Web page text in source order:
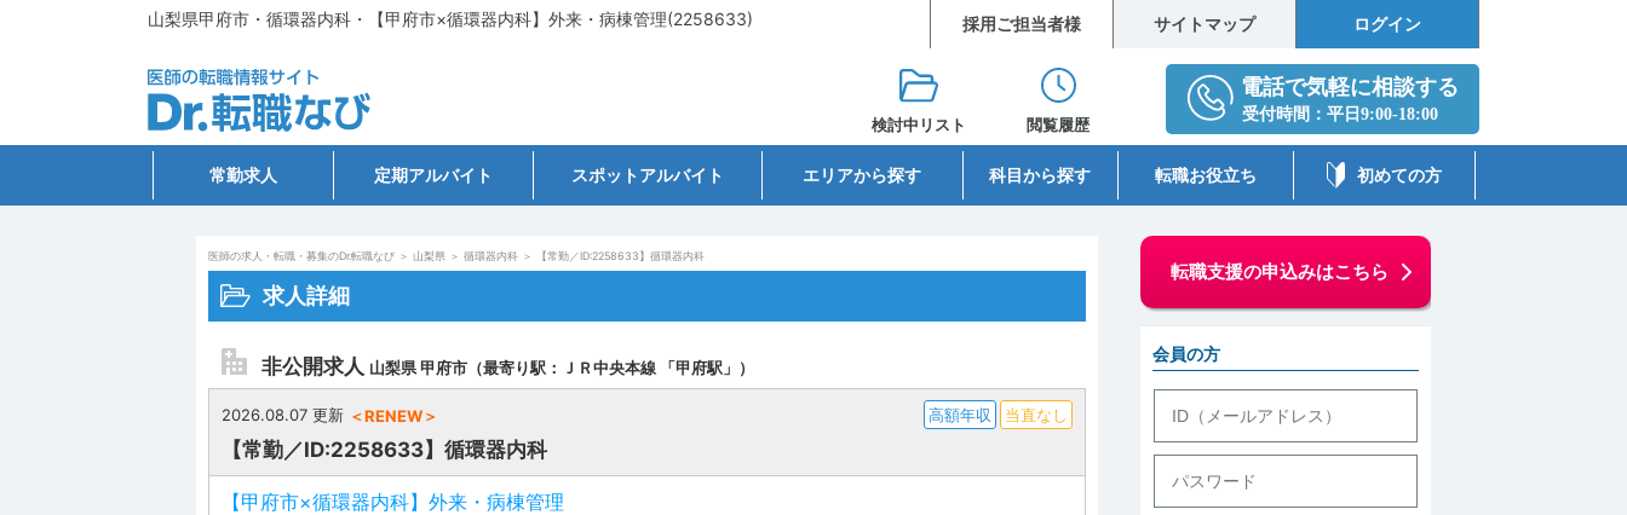
山梨県甲府市・循環器内科・【甲府市×循環器内科】外来・病棟管理(2258633) 採用ご担当者様 サイトマップ ログイン
検討中リスト 閲覧履歴
常勤求人 定期アルバイト スポットアルバイト エリアから探す 科目から探す 転職お役立ち 初めての方
医師の求人・転職・募集のDr.転職なび ＞ 山梨県 ＞ 循環器内科 ＞ 【常勤／ID:2258633】循環器内科
求人詳細
非公開求人 山梨県 甲府市（最寄り駅：ＪＲ中央本線 「甲府駅」）
2026.08.07 更新 ＜RENEW＞ 高額年収 当直なし
【常勤／ID:2258633】循環器内科
【甲府市×循環器内科】外来・病棟管理
転職支援の申込みはこちら
会員の方